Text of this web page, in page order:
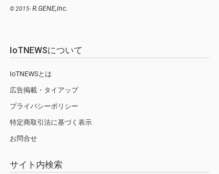
© 2015- R.GENE,Inc.
IoTNEWSについて
IoTNEWSとは
広告掲載・タイアップ
プライバシーポリシー
特定商取引法に基づく表示
お問合せ
サイト内検索